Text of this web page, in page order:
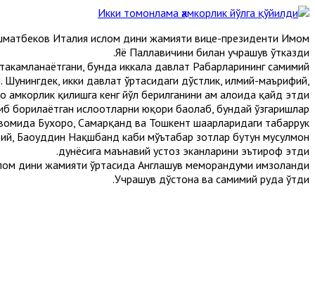
Италия ислом дини жамияти вице-президенти Имом
Яҳё Паллавичини билан учрашув ўтказди.
бунда иккала давлат Раҳбарларининг самимий
икки давлат ўртасидаги дўстлик, илмий-маърифий,
қилишга кенг йўл берилганини ҳам алоҳида қайд этди.
ислоҳотларни юқори баҳолаб, бундай ўзгаришлар
Бухоро, Самарқанд ва Тошкент шаҳарларидаги табаррук
Баҳоуддин Нақшбанд каби мўътабар зотлар бутун мусулмон
дунёсига маънавий устоз эканларини эътироф этди.
дини жамияти ўртасида Англашув меморандуми имзоланди.
Учрашув дўстона ва самимий руҳда ўтди.